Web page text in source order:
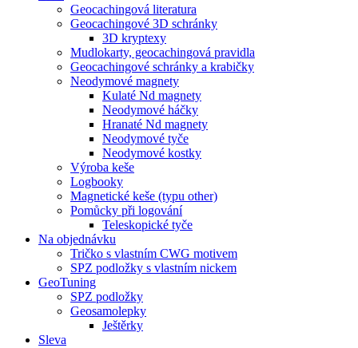
Geocachingová literatura
Geocachingové 3D schránky
3D kryptexy
Mudlokarty, geocachingová pravidla
Geocachingové schránky a krabičky
Neodymové magnety
Kulaté Nd magnety
Neodymové háčky
Hranaté Nd magnety
Neodymové tyče
Neodymové kostky
Výroba keše
Logbooky
Magnetické keše (typu other)
Pomůcky při logování
Teleskopické tyče
Na objednávku
Tričko s vlastním CWG motivem
SPZ podložky s vlastním nickem
GeoTuning
SPZ podložky
Geosamolepky
Ještěrky
Sleva